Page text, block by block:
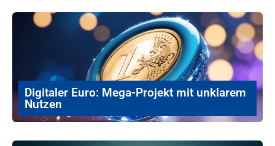
Digitaler Euro: Mega-Projekt mit unklarem
Nutzen